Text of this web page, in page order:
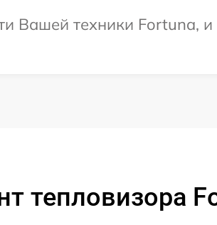
Вашей техники Fortuna,
тепловизора